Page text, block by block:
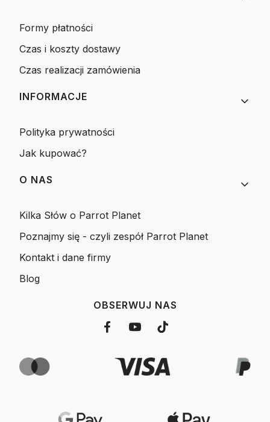
Formy płatności
Czas i koszty dostawy
Czas realizacji zamówienia
INFORMACJE
Polityka prywatności
Jak kupować?
O NAS
Kilka Słów o Parrot Planet
Poznajmy się - czyli zespół Parrot Planet
Kontakt i dane firmy
Blog
OBSERWUJ NAS